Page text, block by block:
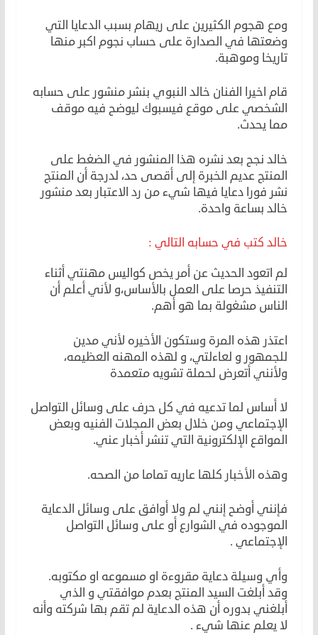
ومع هجوم الكثيرين على ريهام بسبب الدعايا التي
وضعتها في الصدارة على حساب نجوم اكبر منها
تاريخا وموهبة.
قام اخيرا الفنان خالد النبوي بنشر منشور على حسابه
الشخصي على موقع فيسبوك ليوضح فيه موقف
مما يحدث.
خالد نجح بعد نشره هذا المنشور في الضغط على
المنتج عديم الخبرة إلى أقصى حد، لدرجة أن المنتج
نشر فورا دعايا فيها شيء من رد الاعتبار بعد منشور
خالد بساعة واحدة.
خالد كتب في حسابه التالي :
لم اتعود الحديث عن أمر يخص كواليس مهنتي أثناء
التنفيذ حرصا على العمل بالأساس،و لأني أعلم أن
الناس مشغولة بما هو أهم.
اعتذر هذه المرة وستكون الأخيره لأني مدين
للجمهور و لعاءلتي، و لهذه المهنه العظيمه،
ولأنني أتعرض لحملة تشويه متعمدة
لا أساس لما تدعيه في كل حرف على وسائل التواصل
الإجتماعي ومن خلال بعض المجلات الفنيه وبعض
المواقع الإلكترونية التي تنشر أخبار عني.
وهذه الأخبار كلها عاريه تماما من الصحه.
فإنني أوضح إنني لم ولا أوافق على وسائل الدعاية
الموجوده في الشوارع أو على وسائل التواصل
الإجتماعي .
وأي وسيلة دعاية مقروءة او مسموعه او مكتوبه.
وقد أبلغت السيد المنتج بعدم موافقتي و الذي
أبلغني بدوره أن هذه الدعاية لم تقم بها شركته وأنه
لا يعلم عنها شيء .